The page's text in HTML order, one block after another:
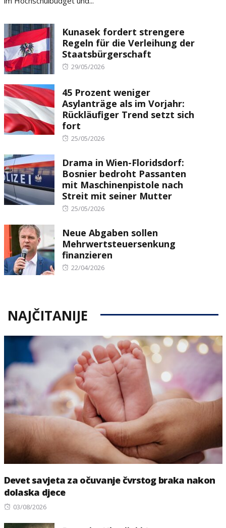
Kunasek fordert strengere
Regeln für die Verleihung der
Staatsbürgerschaft
Posted
29/05/2026
45 Prozent weniger
Asylanträge als im Vorjahr:
Rückläufiger Trend setzt sich
fort
Posted
25/05/2026
Drama in Wien-Floridsdorf:
Bosnier bedroht Passanten
mit Maschinenpistole nach
Streit mit seiner Mutter
Posted
25/05/2026
Neue Abgaben sollen
Mehrwertsteuersenkung
finanzieren
Posted
22/04/2026
NAJČITANIJE
Devet savjeta za očuvanje čvrstog braka nakon
dolaska djece
Posted
03/08/2026